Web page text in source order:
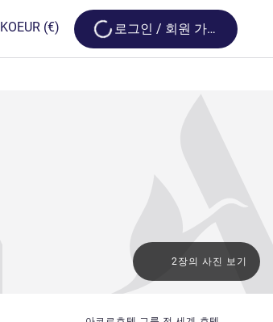
KOEUR (€) Loading...
로그인 / 회원 가입
2장의 사진 보기